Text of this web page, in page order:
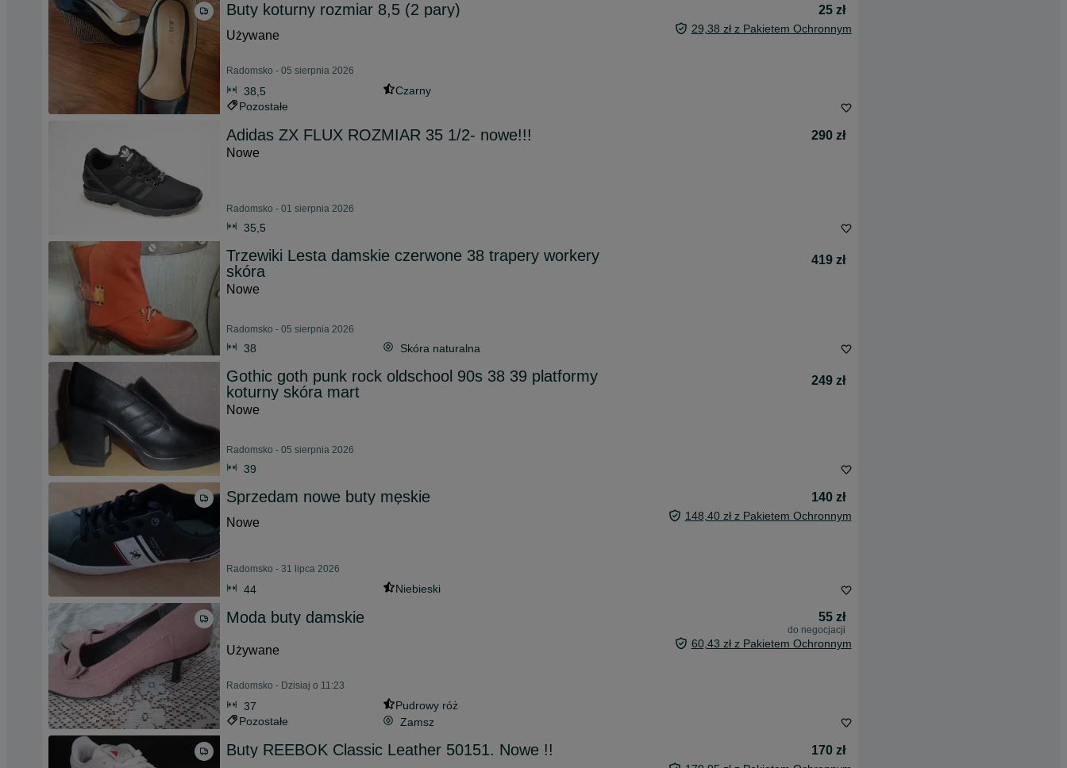
Buty koturny rozmiar 8,5 (2 pary)
25 zł
Używane
29,38 zł z Pakietem Ochronnym
Radomsko - 05 sierpnia 2026
38,5
Czarny
Pozostałe
Adidas ZX FLUX ROZMIAR 35 1/2- nowe!!!
290 zł
Nowe
Radomsko - 01 sierpnia 2026
35,5
Trzewiki Lesta damskie czerwone 38 trapery workery
skóra
419 zł
Nowe
Radomsko - 05 sierpnia 2026
38 Skóra naturalna
Gothic goth punk rock oldschool 90s 38 39 platformy
koturny skóra mart
249 zł
Nowe
Radomsko - 05 sierpnia 2026
39
Sprzedam nowe buty męskie
140 zł
Nowe
148,40 zł z Pakietem Ochronnym
Radomsko - 31 lipca 2026
44 Niebieski
Moda buty damskie 55 zł
do negocjacji
Używane 60,43 zł z Pakietem Ochronnym
Radomsko - Dzisiaj o 11:23
37
Pudrowy róż
Pozostałe
Zamsz
Buty REEBOK Classic Leather 50151. Nowe !! 170 zł